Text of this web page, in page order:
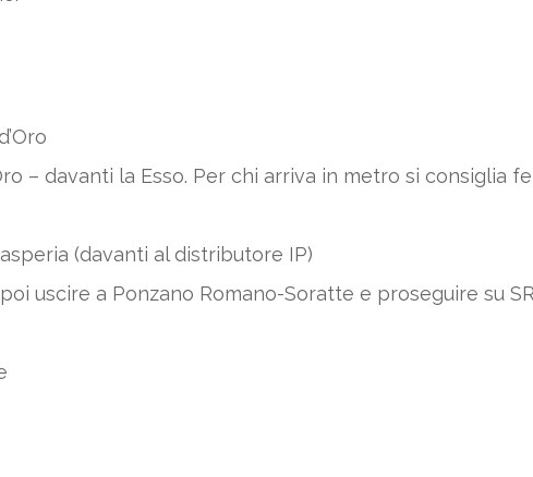
– davanti la Esso. Per chi arriva in metro si consiglia
(davanti al distributore IP)
uscire a Ponzano Romano-Soratte e proseguire su